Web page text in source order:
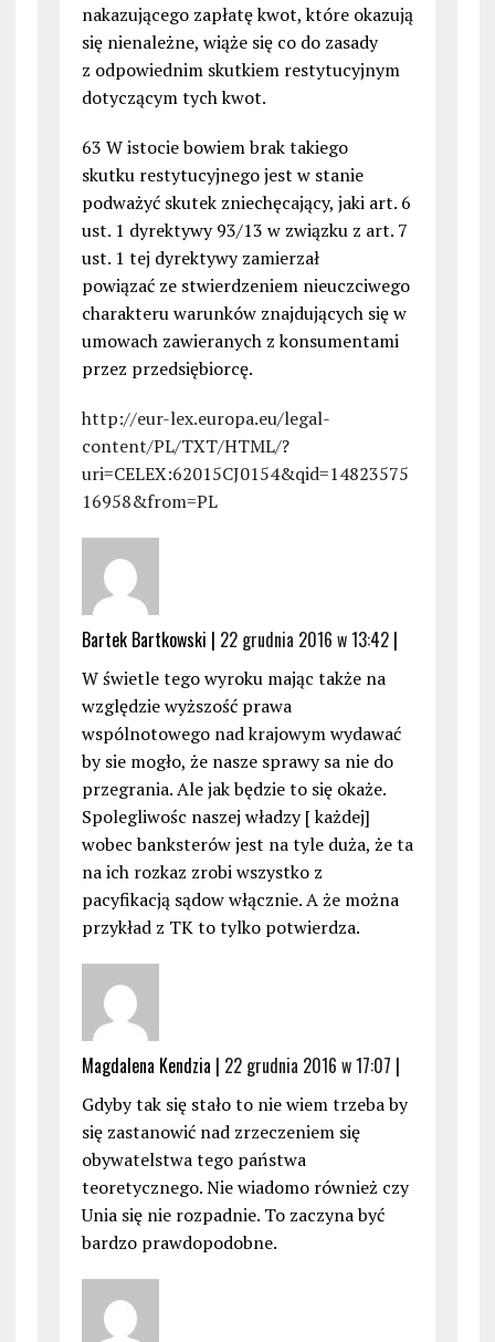
nakazującego zapłatę kwot, które okazują
się nienależne, wiąże się co do zasady
z odpowiednim skutkiem restytucyjnym
dotyczącym tych kwot.
63 W istocie bowiem brak takiego
skutku restytucyjnego jest w stanie
podważyć skutek zniechęcający, jaki art. 6
ust. 1 dyrektywy 93/13 w związku z art. 7
ust. 1 tej dyrektywy zamierzał
powiązać ze stwierdzeniem nieuczciwego
charakteru warunków znajdujących się w
umowach zawieranych z konsumentami
przez przedsiębiorcę.
http://eur-lex.europa.eu/legal-
content/PL/TXT/HTML/?
uri=CELEX:62015CJ0154&qid=14823575
16958&from=PL
Bartek Bartkowski | 22 grudnia 2016 w 13:42|
W świetle tego wyroku mając także na
względzie wyższość prawa
wspólnotowego nad krajowym wydawać
by sie mogło, że nasze sprawy sa nie do
przegrania. Ale jak będzie to się okaże.
Spolegliwośc naszej władzy [ każdej]
wobec banksterów jest na tyle duża, że ta
na ich rozkaz zrobi wszystko z
pacyfikacją sądow włącznie. A że można
przykład z TK to tylko potwierdza.
Magdalena Kendzia | 22 grudnia 2016 w 17:07 |
Gdyby tak się stało to nie wiem trzeba by
się zastanowić nad zrzeczeniem się
obywatelstwa tego państwa
teoretycznego. Nie wiadomo również czy
Unia się nie rozpadnie. To zaczyna być
bardzo prawdopodobne.